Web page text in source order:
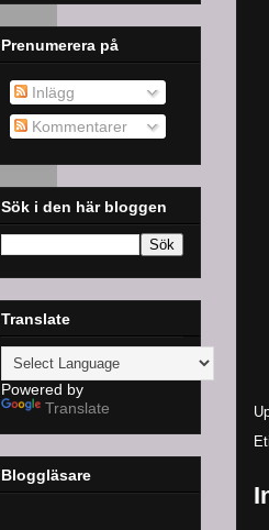
Prenumerera på
Inlägg
Kommentarer
Sök i den här bloggen
Translate
Powered by
Translate
Bloggläsare